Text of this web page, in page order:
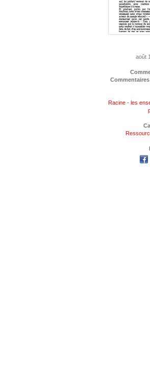
août
Racine - les